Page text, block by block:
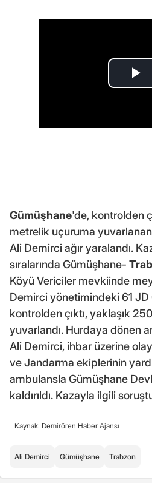
Gümüşhane'de, kontrolden
metrelik uçuruma
Ali Demirci ağır yaralandı.
sıralarında Gümüşhane-
Köyü Vericiler mevkiinde
Demirci yönetimindeki 61
kontrolden çıktı, yaklaşık
yuvarlandı. Hurdaya dönen
Ali Demirci, ihbar üzerine
ve Jandarma ekiplerinin
ambulansla Gümüşhane
kaldırıldı. Kazayla ilgili
Kaynak: Demirören Haber Ajansı
Ali Demirci Gümüşhane Trabzon